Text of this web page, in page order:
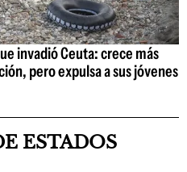
invadió Ceuta: crece más
pero expulsa a sus jóvenes
ESTADOS